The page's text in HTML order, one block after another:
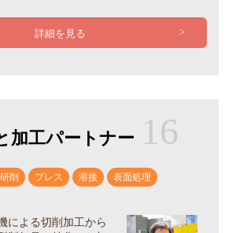
詳細を見る
加工パートナー 16
削 プレス 溶接 表面処理
による切削加工から